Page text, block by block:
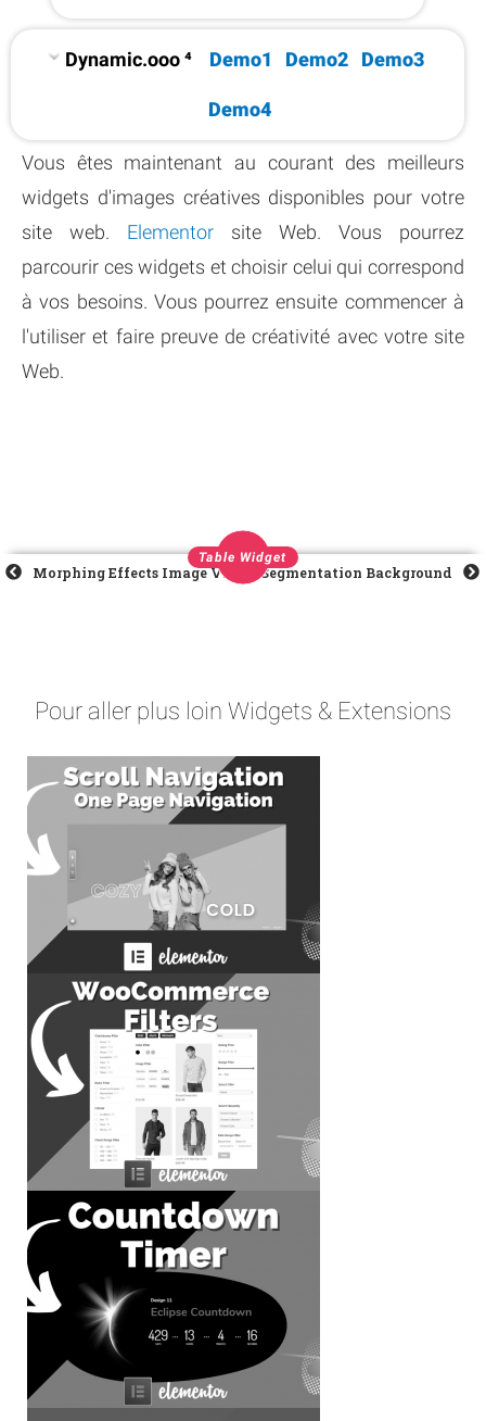
Dynamic.ooo ⁴ Demo1 Demo2 Demo3
Demo4
Vous êtes maintenant au courant des meilleurs
widgets d'images créatives disponibles pour votre
site web. Elementor site Web. Vous pourrez
parcourir ces widgets et choisir celui qui correspond
à vos besoins. Vous pourrez ensuite commencer à
l'utiliser et faire preuve de créativité avec votre site
Web.
Table Widget
Segmentation Background
Pour aller plus loin Widgets & Extensions